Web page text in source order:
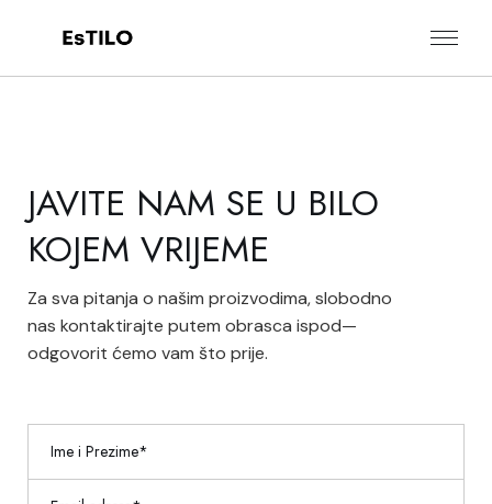
JAVITE NAM SE U BILO
KOJEM VRIJEME
Za sva pitanja o našim proizvodima, slobodno
nas kontaktirajte putem obrasca ispod—
odgovorit ćemo vam što prije.